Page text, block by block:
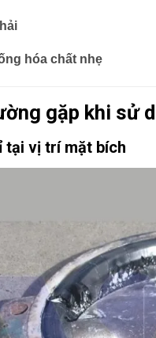
hóa chất nhẹ
gặp khi sử
tại vị trí mặt bích